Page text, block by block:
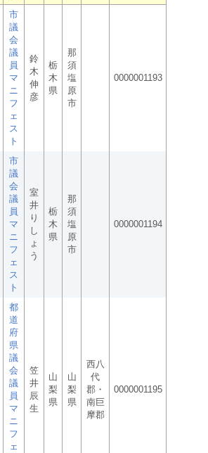
市
議
会
議
員
マ
ニ
フ
ェ
ス
ト
鈴
木
伸
彦
栃
木
県
那
須
塩
原
市
0000001193
市
議
会
議
員
マ
ニ
フ
ェ
ス
ト
室
井
り
し
ょ
う
栃
木
県
那
須
塩
原
市
0000001194
都
道
府
県
議
会
議
員
マ
ニ
フ
ェ
笠
井
辰
生
山
梨
県
山
梨
県
西八
代
郡・
南巨
摩郡
0000001195